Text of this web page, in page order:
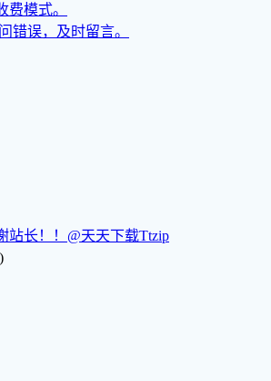
费模式。
错误，及时留言。
站长！！@天天下载Ttzip